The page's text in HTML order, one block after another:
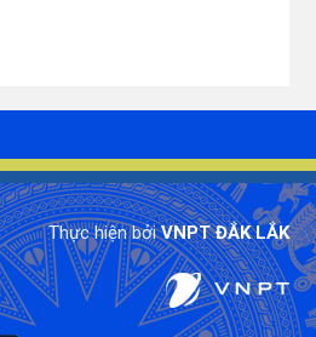
NGUYÊN Giai 1 FB
2 TIKTOK
HÀNH TRÌNH TUYỆT ĐẸP CỦA
HẠT CÀ PHÊ 2025
CÀ PHÊ ĐIỂM TỰA CỦA NHỮNG
GIẤC MƠ Giai dac biet
CLIP GIỚI THIỆU LỄ HỘI CÀ PHÊ
Thực hiện bởiVNPT ĐẮK LẮK